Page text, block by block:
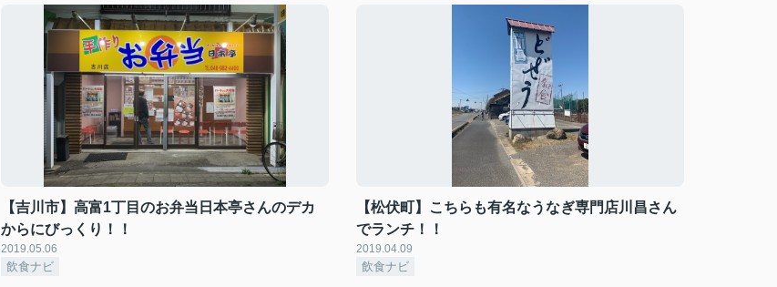
【吉川市】高富1丁目のお弁当日本亭さんのデカ
からにびっくり！！
2019.05.06
飲食ナビ
【松伏町】こちらも有名なうなぎ専門店川昌さん
でランチ！！
2019.04.09
飲食ナビ